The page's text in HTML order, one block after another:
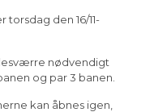
den 16/11-
nødvendigt
og par 3 banen.
kan åbnes igen,